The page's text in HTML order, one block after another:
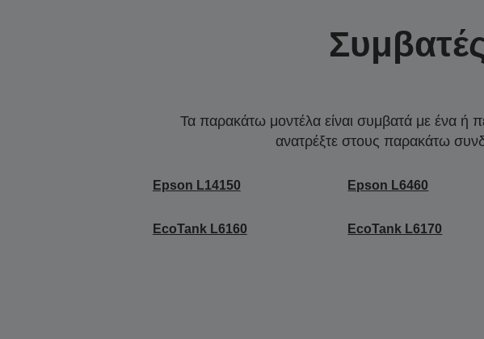
Τα παρακάτω μοντέλα είναι συμβατά με ένα ή
ανατρέξτε στους παρακάτω
Epson L14150 Epson L6460
EcoTank L6160 EcoTank L6170